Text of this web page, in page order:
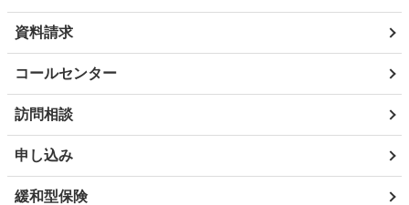
資料請求
コールセンター
訪問相談
申し込み
緩和型保険